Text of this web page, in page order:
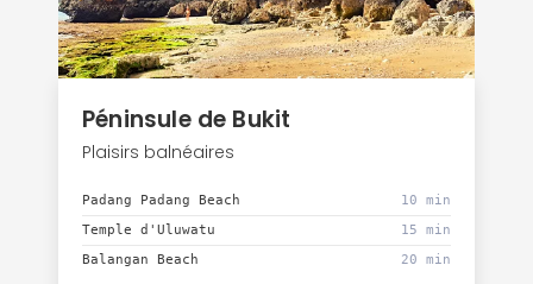
Péninsule de Bukit
Plaisirs balnéaires
Padang Padang Beach
10 min
Temple d'Uluwatu
15 min
Balangan Beach
20 min